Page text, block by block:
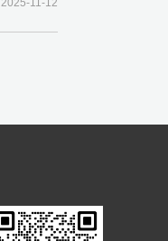
2025-11-12